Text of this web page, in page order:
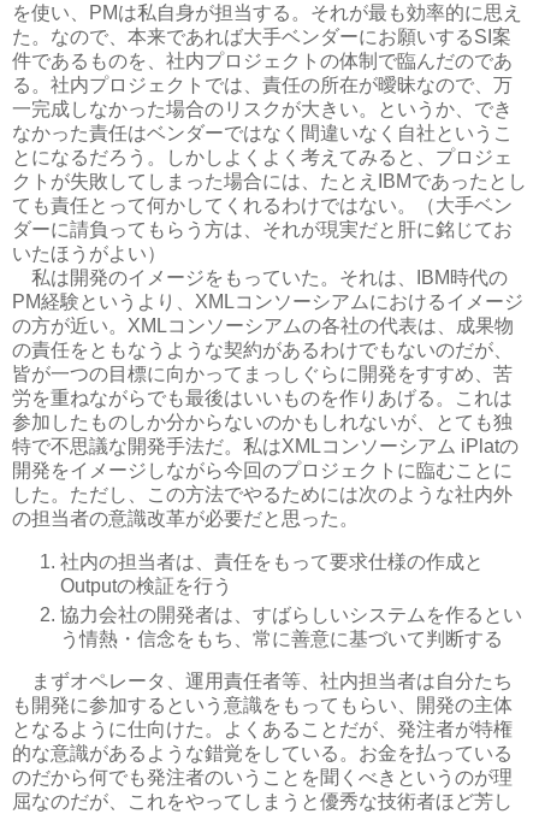
を使い、PMは私自身が担当する。それが最も効率的に思え
た。なので、本来であれば大手ベンダーにお願いするSI案
件であるものを、社内プロジェクトの体制で臨んだのであ
る。社内プロジェクトでは、責任の所在が曖昧なので、万
一完成しなかった場合のリスクが大きい。というか、でき
なかった責任はベンダーではなく間違いなく自社というこ
とになるだろう。しかしよくよく考えてみると、プロジェ
クトが失敗してしまった場合には、たとえIBMであったとし
ても責任とって何かしてくれるわけではない。（大手ベン
ダーに請負ってもらう方は、それが現実だと肝に銘じてお
いたほうがよい）
私は開発のイメージをもっていた。それは、IBM時代の
PM経験というより、XMLコンソーシアムにおけるイメージ
の方が近い。XMLコンソーシアムの各社の代表は、成果物
の責任をともなうような契約があるわけでもないのだが、
皆が一つの目標に向かってまっしぐらに開発をすすめ、苦
労を重ねながらでも最後はいいものを作りあげる。これは
参加したものしか分からないのかもしれないが、とても独
特で不思議な開発手法だ。私はXMLコンソーシアム iPlatの
開発をイメージしながら今回のプロジェクトに臨むことに
した。ただし、この方法でやるためには次のような社内外
の担当者の意識改革が必要だと思った。
社内の担当者は、責任をもって要求仕様の作成と
Outputの検証を行う
協力会社の開発者は、すばらしいシステムを作るとい
う情熱・信念をもち、常に善意に基づいて判断する
まずオペレータ、運用責任者等、社内担当者は自分たち
も開発に参加するという意識をもってもらい、開発の主体
となるように仕向けた。よくあることだが、発注者が特権
的な意識があるような錯覚をしている。お金を払っている
のだから何でも発注者のいうことを聞くべきというのが理
屈なのだが、これをやってしまうと優秀な技術者ほど芳し